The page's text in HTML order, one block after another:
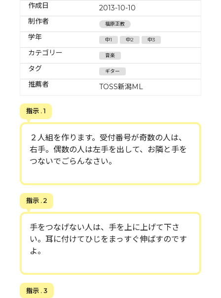
作成日
2013-10-10
制作者
福原正教
学年 中1 中2 中3
カテゴリー 音楽
タグ ギター
推薦者 TOSS新潟ML
指示 . 1
２人組を作ります。受付番号が奇数の人は、
右手。偶数の人は左手を出して、お隣と手を
つないでごらんなさい。
指示 . 2
手をつなげない人は、手を上に上げて下さ
い。耳に付けてひじをまっすぐ伸ばすのです
よ。
指示 . 3